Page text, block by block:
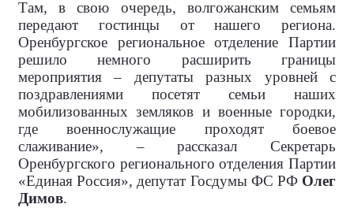
Там, в свою очередь, волгожанским семьям
передают гостинцы от нашего региона.
Оренбургское региональное отделение Партии
решило немного расширить границы
мероприятия – депутаты разных уровней с
поздравлениями посетят семьи наших
мобилизованных земляков и военные городки,
где военнослужащие проходят боевое
слаживание», – рассказал Секретарь
Оренбургского регионального отделения Партии
«Единая Россия», депутат Госдумы ФС РФ Олег
Димов.